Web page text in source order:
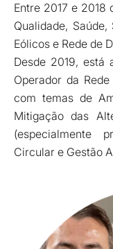
Entre 2017 e 2018
Qualidade,
Eólicos e Rede de
Desde 2019, está
Operador da
com temas de
Mitigação das
(especialmente
Circular e Gestão